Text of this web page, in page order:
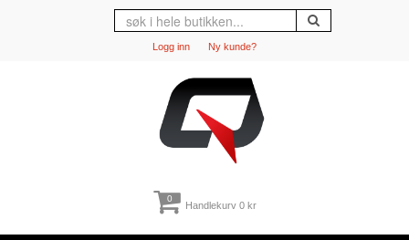
Logg inn Ny kunde?
0
Handlekurv 0 kr